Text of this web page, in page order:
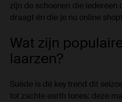
zijn de schoenen die iedereen
draagt én die je nu online
Wat zijn
laarzen?
Suède is dé key trend dit
tot zachte earth tones: deze